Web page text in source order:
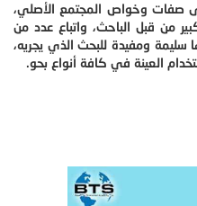
صفات وخواص المجتمع الأصلي،
من قبل الباحث، واتباع عدد من
سليمة ومفيدة للبحث الذي يجريه،
العينة في كافة أنواع بحو.